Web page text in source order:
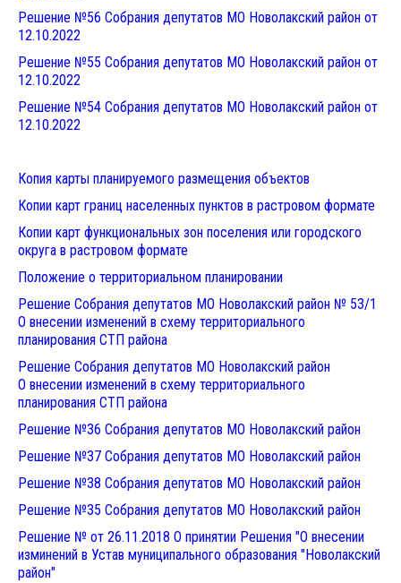
Решение №56 Собрания депутатов МО Новолакский район от
12.10.2022
Решение №55 Собрания депутатов МО Новолакский район от
12.10.2022
Решение №54 Собрания депутатов МО Новолакский район от
12.10.2022
Копия карты планируемого размещения объектов
Копии карт границ населенных пунктов в растровом формате
Копии карт функциональных зон поселения или городского
округа в растровом формате
Положение о территориальном планировании
Решение Собрания депутатов МО Новолакский район № 53/1
О внесении изменений в схему территориального
планирования СТП района
Решение Собрания депутатов МО Новолакский район
О внесении изменений в схему территориального
планирования СТП района
Решение №36 Собрания депутатов МО Новолакский район
Решение №37 Собрания депутатов МО Новолакский район
Решение №38 Собрания депутатов МО Новолакский район
Решение №35 Собрания депутатов МО Новолакский район
Решение № от 26.11.2018 О принятии Решения "О внесении
изминений в Устав муниципального образования "Новолакский
район"